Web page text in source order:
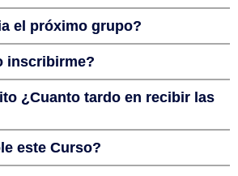
el próximo grupo?
inscribirme?
¿Cuanto tardo en recibir las
este Curso?